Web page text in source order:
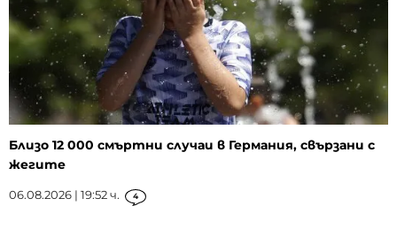
Близо 12 000 смъртни случаи в Германия, свързани с
жегите
06.08.2026 | 19:52 ч. 4